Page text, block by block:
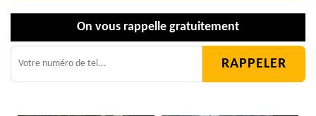
On vous rappelle gratuitement